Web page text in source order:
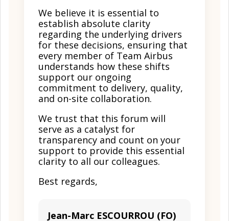
We believe it is essential to
establish absolute clarity
regarding the underlying drivers
for these decisions, ensuring that
every member of Team Airbus
understands how these shifts
support our ongoing
commitment to delivery, quality,
and on-site collaboration.
We trust that this forum will
serve as a catalyst for
transparency and count on your
support to provide this essential
clarity to all our colleagues.
Best regards,
Jean-Marc ESCOURROU (FO)